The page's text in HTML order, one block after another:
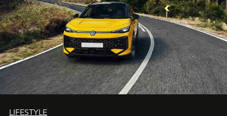
LIFESTYLE